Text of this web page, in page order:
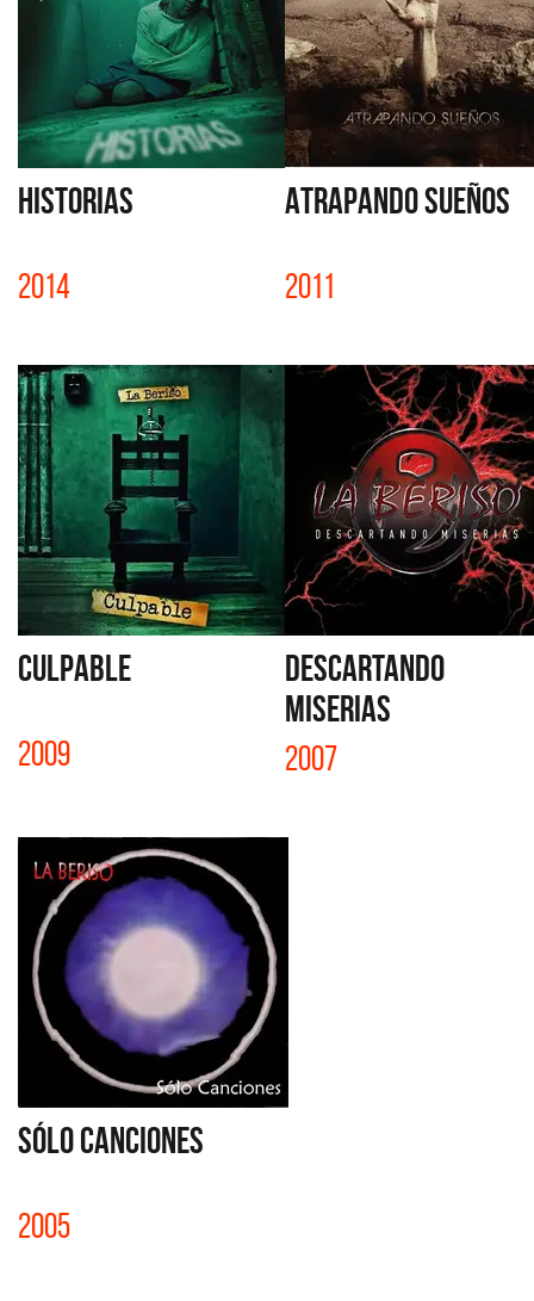
HISTORIAS
2014
ATRAPANDO SUEÑOS
2011
CULPABLE
2009
DESCARTANDO
MISERIAS
2007
SÓLO CANCIONES
2005